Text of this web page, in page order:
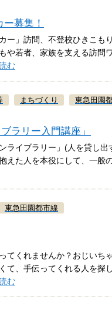
募集！
ー」訪問、不登校ひきこも
や若者、家族を支える訪問
む
まちづくり 東急田園
ラリー入門講座」
ライブラリー」(人を貸し
えた人を本役にして、一般
東急田園都市線
てくれませんか？おじいち
て、手伝ってくれる人を探
む